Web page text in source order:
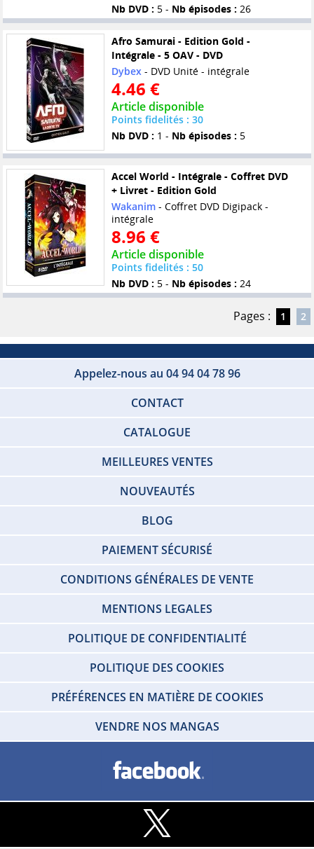
Nb DVD : 5 - Nb épisodes : 26
Afro Samurai - Edition Gold -
Intégrale - 5 OAV - DVD
Dybex - DVD Unité - intégrale
4.46 €
Article disponible
Points fidelités : 30
Nb DVD : 1 - Nb épisodes : 5
Accel World - Intégrale - Coffret DVD
+ Livret - Edition Gold
Wakanim- Coffret DVD Digipack -
intégrale
8.96 €
Article disponible
Points fidelités : 50
Nb DVD : 5 - Nb épisodes : 24
Pages : 1 2
Appelez-nous au 04 94 04 78 96
CONTACT
CATALOGUE
MEILLEURES VENTES
NOUVEAUTÉS
BLOG
PAIEMENT SÉCURISÉ
CONDITIONS GÉNÉRALES DE VENTE
MENTIONS LEGALES
POLITIQUE DE CONFIDENTIALITÉ
POLITIQUE DES COOKIES
PRÉFÉRENCES EN MATIÈRE DE COOKIES
VENDRE NOS MANGAS